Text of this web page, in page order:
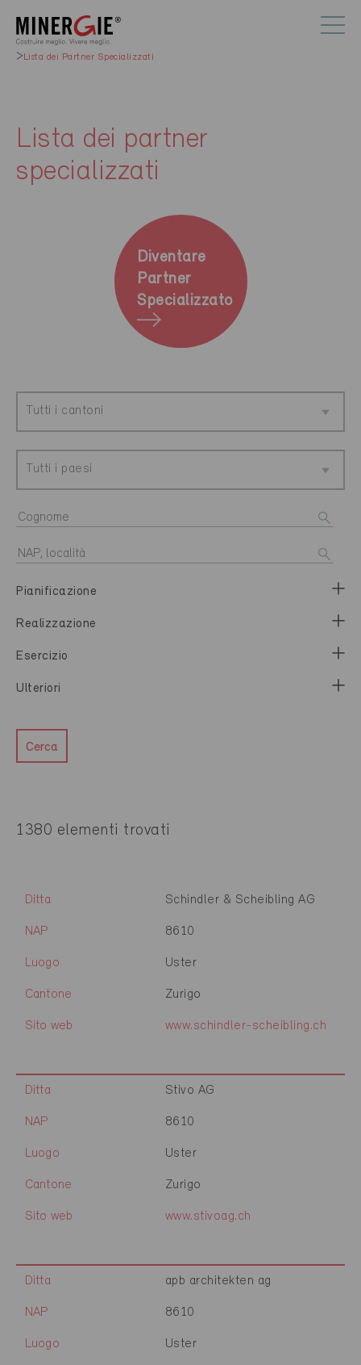
Lista dei Partner Specializzati
Lista dei partner
specializzati
Diventare
Partner
Specializzato
Tutti i cantoni
Tutti i paesi
Pianificazione
Realizzazione
Esercizio
Ulteriori
Cerca
1380 elementi trovati
Ditta Schindler & Scheibling AG
NAP 8610
Luogo Uster
Cantone Zurigo
Sito web www.schindler-scheibling.ch
Ditta Stivo AG
NAP 8610
Luogo Uster
Cantone Zurigo
Sito web www.stivoag.ch
Ditta apb architekten ag
NAP 8610
Luogo Uster